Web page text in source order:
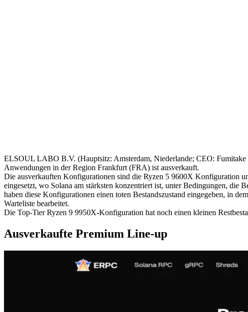
ELSOUL LABO B.V. (Hauptsitz: Amsterdam, Niederlande; CEO:
Anwendungen in der Region Frankfurt (FRA) ist ausverkauft.
Die ausverkauften Konfigurationen sind die Ryzen 5 9600X Konfiguration
eingesetzt, wo Solana am stärksten konzentriert ist, unter Bedingungen, die
haben diese Konfigurationen einen toten Bestandszustand eingegeben, in
Warteliste bearbeitet.
Die Top-Tier Ryzen 9 9950X-Konfiguration hat noch einen kleinen
Ausverkaufte Premium Line-up